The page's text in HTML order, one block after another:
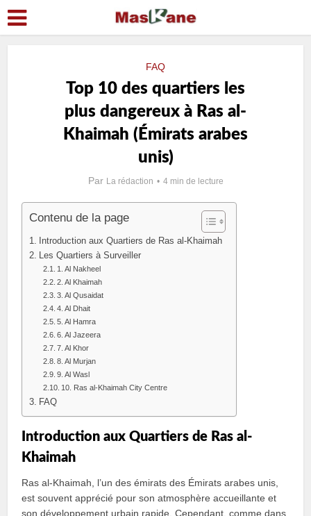
FAQ
Top 10 des quartiers les
plus dangereux à Ras al-
Khaimah (Émirats arabes
unis)
Par La rédaction 4 min de lecture
Contenu de la page
Introduction aux Quartiers de Ras al-Khaimah
Les Quartiers à Surveiller
1. Al Nakheel
2. Al Khaimah
3. Al Qusaidat
4. Al Dhait
5. Al Hamra
6. Al Jazeera
7. Al Khor
8. Al Murjan
9. Al Wasl
10. Ras al-Khaimah City Centre
FAQ
Introduction aux Quartiers de Ras al-
Khaimah
Ras al-Khaimah, l’un des émirats des Émirats arabes unis,
est souvent apprécié pour son atmosphère accueillante et
son développement urbain rapide. Cependant, comme dans